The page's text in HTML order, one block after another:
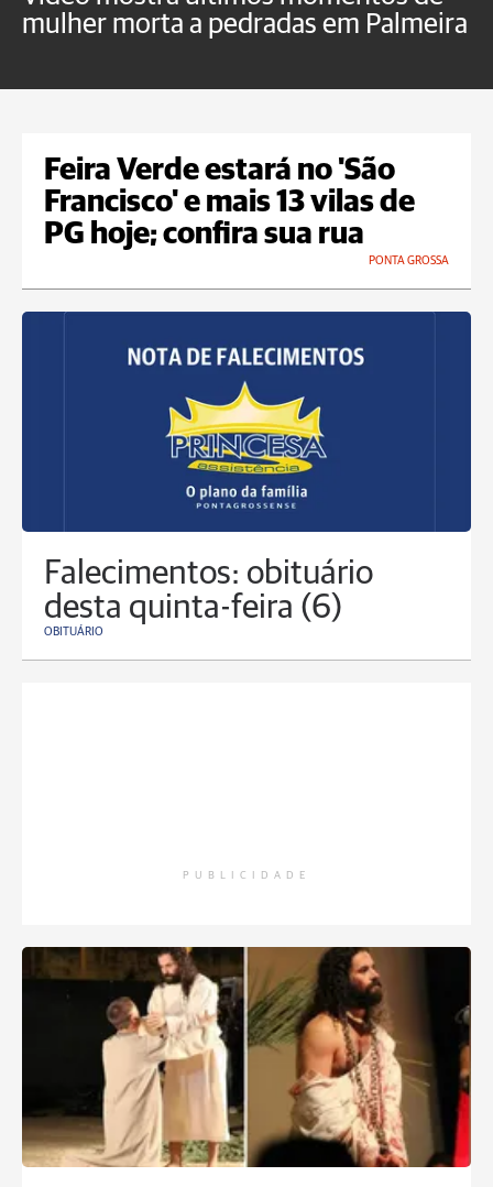
mulher morta a pedradas em Palmeira
Feira Verde estará no 'São
Francisco' e mais 13 vilas de
PG hoje; confira sua rua
PONTA GROSSA
Falecimentos: obituário
desta quinta-feira (6)
OBITUÁRIO
PUBLICIDADE